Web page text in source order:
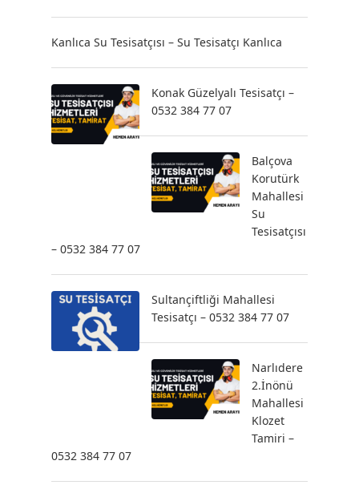
Kanlıca Su Tesisatçısı – Su Tesisatçı Kanlıca
Konak Güzelyalı Tesisatçı –
0532 384 77 07
Balçova
Korutürk
Mahallesi
Su
Tesisatçısı
– 0532 384 77 07
Sultançiftliği Mahallesi
Tesisatçı – 0532 384 77 07
Narlıdere
2.İnönü
Mahallesi
Klozet
Tamiri –
0532 384 77 07